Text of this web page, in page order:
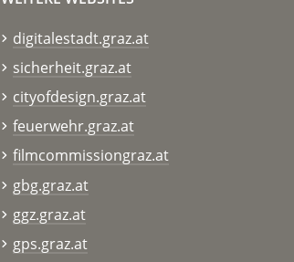
digitalestadt.graz.at
sicherheit.graz.at
cityofdesign.graz.at
feuerwehr.graz.at
filmcommissiongraz.at
gbg.graz.at
ggz.graz.at
gps.graz.at